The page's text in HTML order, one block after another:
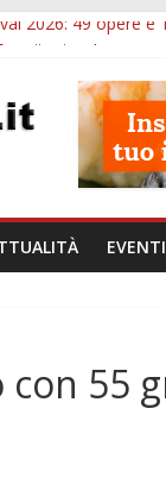
2026: 49 opere e
ore 21:
visite ed
di Padova: 5
EVENTI
55